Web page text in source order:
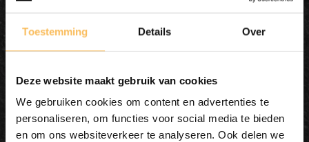
Toestemming Details Over
Deze website maakt gebruik van cookies
We gebruiken cookies om content en advertenties te
personaliseren, om functies voor social media te bieden
en om ons websiteverkeer te analyseren. Ook delen we